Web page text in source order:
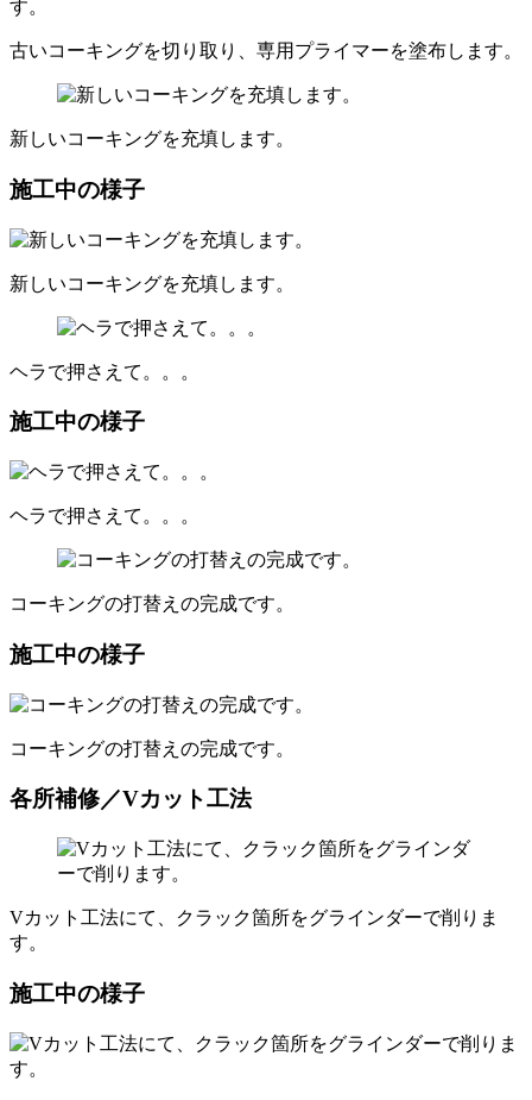
古いコーキングを切り取り、専用プライマーを塗布します。
新しいコーキングを充填します。
施工中の様子
新しいコーキングを充填します。
ヘラで押さえて。。。
施工中の様子
ヘラで押さえて。。。
コーキングの打替えの完成です。
施工中の様子
コーキングの打替えの完成です。
各所補修／Vカット工法
Vカット工法にて、クラック箇所をグラインダーで削りま
す。
施工中の様子